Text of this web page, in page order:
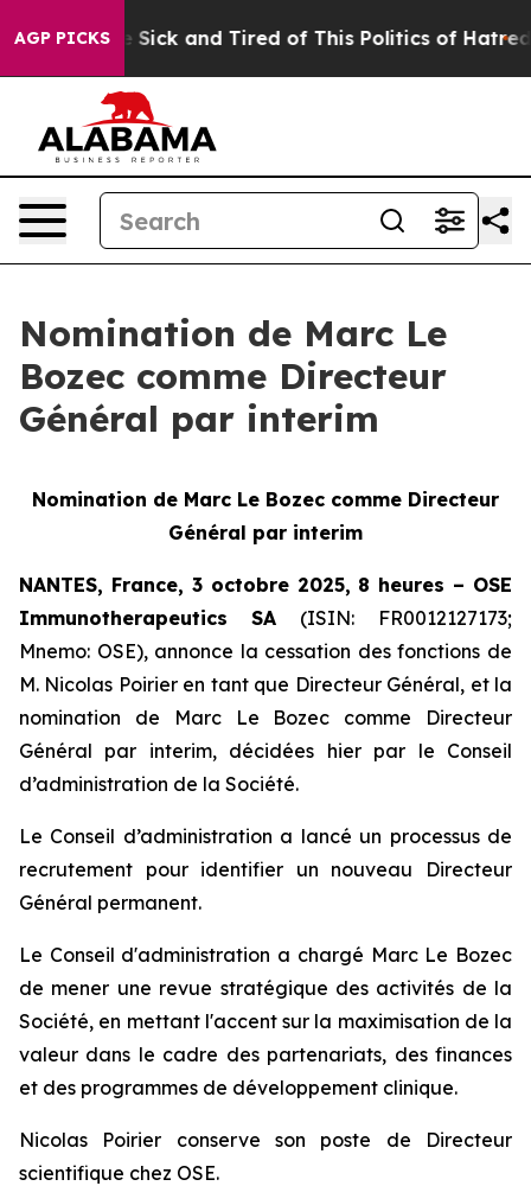
AGP PICKS
Are Sick and Tired of This Politics of Hatred” The
Nomination de Marc Le
Bozec comme Directeur
Général par interim
Nomination de Marc Le Bozec comme Directeur
Général par interim
NANTES, France, 3 octobre 2025, 8 heures – OSE
Immunotherapeutics
SA (ISIN: FR0012127173;
Mnemo: OSE), annonce la cessation des fonctions de
M. Nicolas Poirier en tant que Directeur Général, et la
nomination de Marc Le Bozec comme Directeur
Général par interim, décidées hier par le Conseil
d’administration de la Société.
Le Conseil d’administration a lancé un processus de
recrutement pour identifier un nouveau Directeur
Général permanent.
Le Conseil d'administration a chargé Marc Le Bozec
de mener une revue stratégique des activités de la
Société, en mettant l'accent sur la maximisation de la
valeur dans le cadre des partenariats, des finances
et des programmes de développement clinique.
Nicolas Poirier conserve son poste de Directeur
scientifique chez OSE.